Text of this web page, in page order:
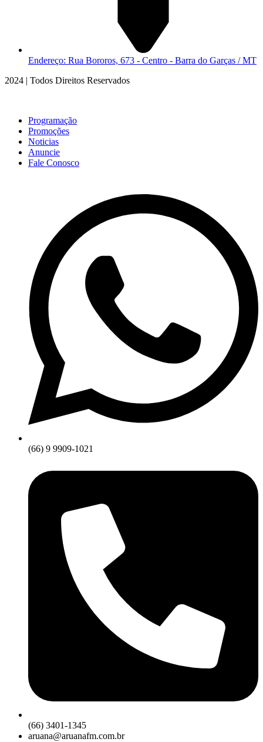
Endereço: Rua Bororos, 673 - Centro - Barra do Garças / MT
2024 | Todos Direitos Reservados
Programação
Promoções
Noticias
Anuncie
Fale Conosco
(66) 9 9909-1021
(66) 3401-1345
aruana@aruanafm.com.br